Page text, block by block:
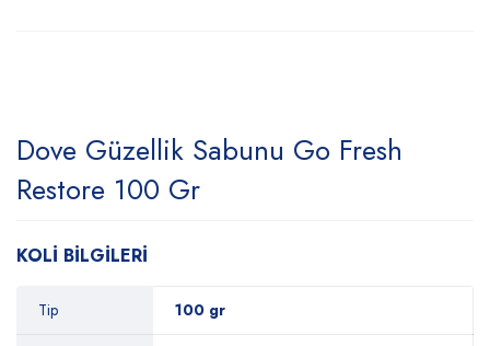
Dove Güzellik Sabunu Go Fresh
Restore 100 Gr
KOLİ BİLGİLERİ
Tip 100 gr